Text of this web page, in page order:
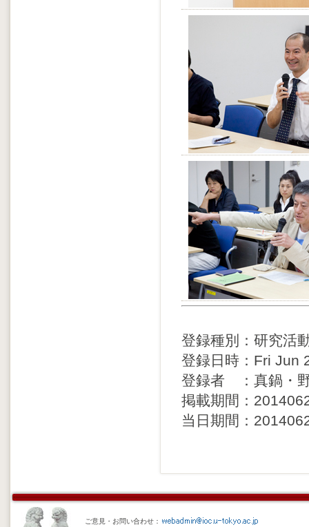
登録種別：研究活
登録日時：Fri Jun
登録者 ：真鍋・
掲載期間：
当日期間：
ご意見・お問い合わせ：